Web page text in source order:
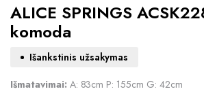
ALICE SPRINGS
komoda
Išankstinis užsakymas
Išmatavimai: A: 83cm P: 155cm G: 42cm